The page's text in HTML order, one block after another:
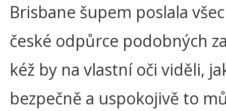
Brisbane šupem poslala
české odpůrce podobných
kéž by na vlastní oči viděli,
bezpečně a uspokojivě to